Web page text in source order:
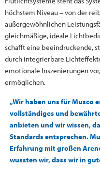
höchstem Niveau – von der
außergewöhnlichen
gleichmäßige, ideale
schafft eine beeindruckende,
durch integrierbare
emotionale Inszenierungen
ermöglichen.
„Wir haben uns für Musco
vollständiges und
anbieten und wir wissen,
Standards entsprechen.
Erfahrung mit großen
wussten wir, dass wir in